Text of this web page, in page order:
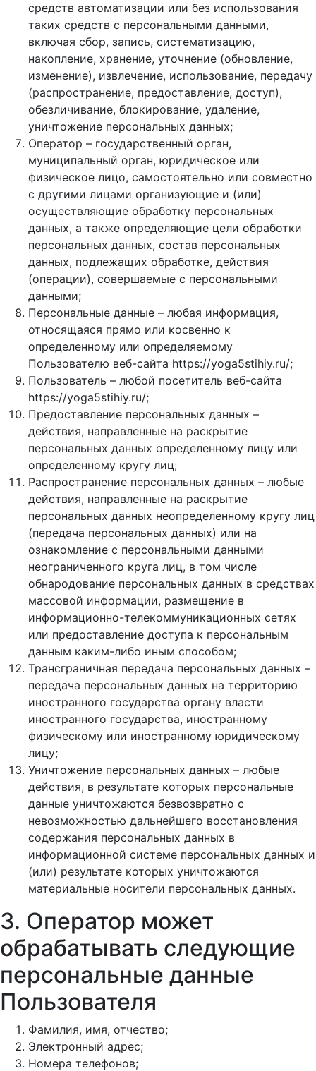
средств автоматизации или без использования
таких средств с персональными данными,
включая сбор, запись, систематизацию,
накопление, хранение, уточнение (обновление,
изменение), извлечение, использование, передачу
(распространение, предоставление, доступ),
обезличивание, блокирование, удаление,
уничтожение персональных данных;
Оператор – государственный орган,
муниципальный орган, юридическое или
физическое лицо, самостоятельно или совместно
с другими лицами организующие и (или)
осуществляющие обработку персональных
данных, а также определяющие цели обработки
персональных данных, состав персональных
данных, подлежащих обработке, действия
(операции), совершаемые с персональными
данными;
Персональные данные – любая информация,
относящаяся прямо или косвенно к
определенному или определяемому
Пользователю веб-сайта https://yoga5stihiy.ru/;
Пользователь – любой посетитель веб-сайта
https://yoga5stihiy.ru/;
Предоставление персональных данных –
действия, направленные на раскрытие
персональных данных определенному лицу или
определенному кругу лиц;
Распространение персональных данных – любые
действия, направленные на раскрытие
персональных данных неопределенному кругу лиц
(передача персональных данных) или на
ознакомление с персональными данными
неограниченного круга лиц, в том числе
обнародование персональных данных в средствах
массовой информации, размещение в
информационно-телекоммуникационных сетях
или предоставление доступа к персональным
данным каким-либо иным способом;
Трансграничная передача персональных данных –
передача персональных данных на территорию
иностранного государства органу власти
иностранного государства, иностранному
физическому или иностранному юридическому
лицу;
Уничтожение персональных данных – любые
действия, в результате которых персональные
данные уничтожаются безвозвратно с
невозможностью дальнейшего восстановления
содержания персональных данных в
информационной системе персональных данных и
(или) результате которых уничтожаются
материальные носители персональных данных.
3. Оператор может
обрабатывать следующие
персональные данные
Пользователя
Фамилия, имя, отчество;
Электронный адрес;
Номера телефонов;